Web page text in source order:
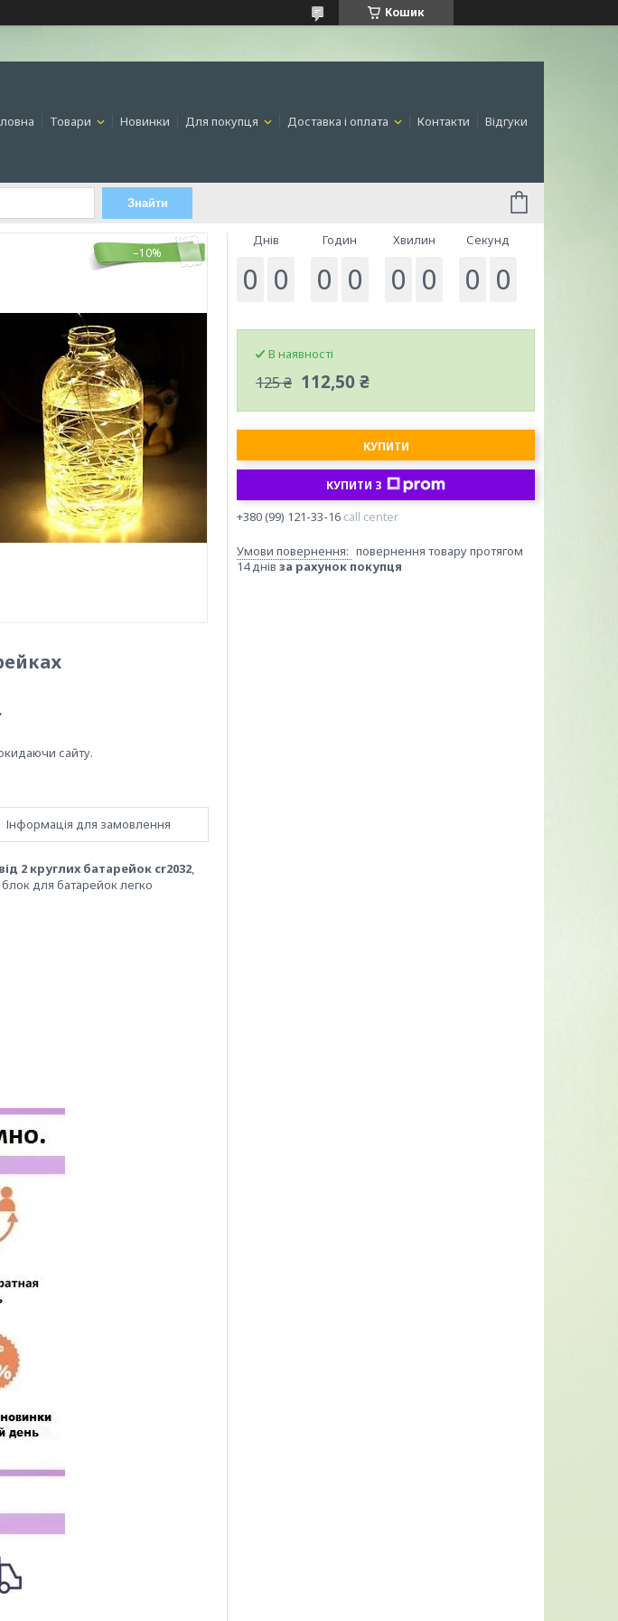
Кошик
Товари Новинки Для покупця Доставка і оплата Контакти Відгуки
Знайти
–10%
сайту.
Інформація для замовлення
2 круглих батарейок cr2032,
для батарейок легко
Днів
0 0
Годин
0 0
Хвилин
0 0
Секунд
0 0
В наявності
125 ₴ 112,50 ₴
КУПИТИ
КУПИТИ З
+380 (99) 121-33-16 call center
повернення товару протягом
14 днів за рахунок покупця